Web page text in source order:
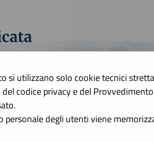
A A A
F.A.Q.
si utilizzano solo cookie tecnici
codice privacy e del
personale degli utenti viene